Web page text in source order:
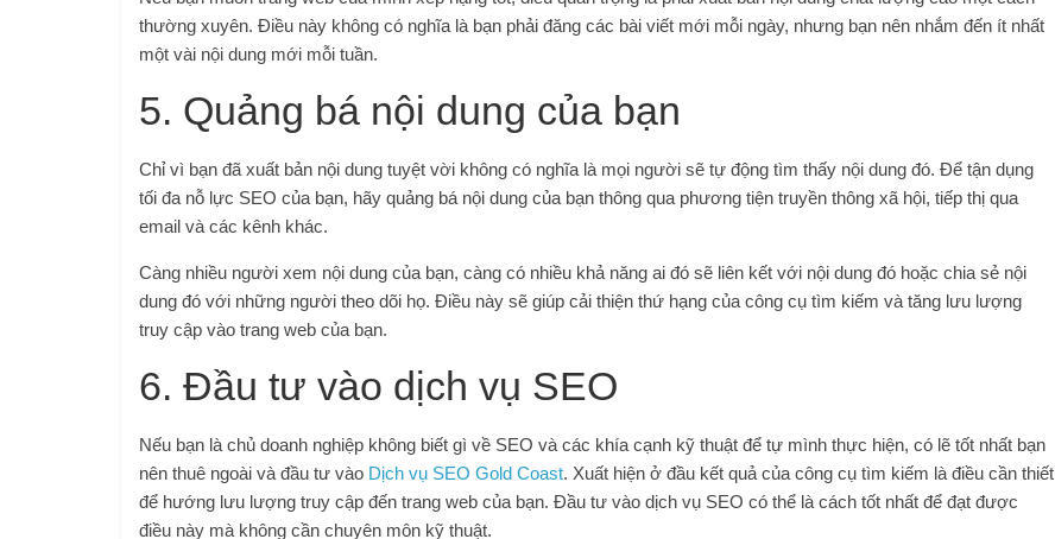
thường xuyên. Điều này không có nghĩa là bạn phải đăng các bài viết mới mỗi ngày, nhưng bạn nên nhắm đến ít nhất
một vài nội dung mới mỗi tuần.
5. Quảng bá nội dung của bạn
Chỉ vì bạn đã xuất bản nội dung tuyệt vời không có nghĩa là mọi người sẽ tự động tìm thấy nội dung đó. Để tận dụng
tối đa nỗ lực SEO của bạn, hãy quảng bá nội dung của bạn thông qua phương tiện truyền thông xã hội, tiếp thị qua
email và các kênh khác.
Càng nhiều người xem nội dung của bạn, càng có nhiều khả năng ai đó sẽ liên kết với nội dung đó hoặc chia sẻ nội
dung đó với những người theo dõi họ. Điều này sẽ giúp cải thiện thứ hạng của công cụ tìm kiếm và tăng lưu lượng
truy cập vào trang web của bạn.
6. Đầu tư vào dịch vụ SEO
Nếu bạn là chủ doanh nghiệp không biết gì về SEO và các khía cạnh kỹ thuật để tự mình thực hiện, có lẽ tốt nhất bạn
nên thuê ngoài và đầu tư vào Dịch vụ SEO Gold Coast. Xuất hiện ở đầu kết quả của công cụ tìm kiếm là điều cần thiết
để hướng lưu lượng truy cập đến trang web của bạn. Đầu tư vào dịch vụ SEO có thể là cách tốt nhất để đạt được
điều này mà không cần chuyên môn kỹ thuật.